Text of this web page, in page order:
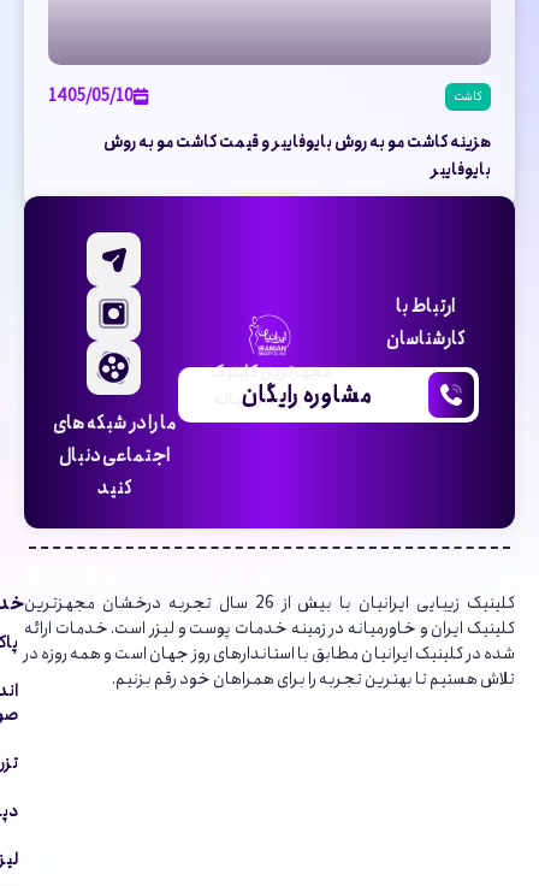
کاشت
1405/05/10
هزینه کاشت مو به روش بایوفایبر و قیمت کاشت مو به روش
بایوفایبر
ارتباط با
کارشناسان
مشاوره رایگان
مجهزترین کلینیک
زیبایی خاورمیانه
ما را در شبکه های
اجتماعی دنبال
کنید
کلینیک‌ زیبایی ایرانیان با بیش از 26 سال تجربه درخشان مجهزترین
کلینیک ایران و خاورمیانه در زمینه خدمات پوست و لیزر است. خدمات ارائه
شده در کلینیک ایرانیان مطابق با استاندارهای روز جهان است و همه روزه در
تلاش هستیم تا بهترین تجربه را برای همراهان خود رقم بزنیم.